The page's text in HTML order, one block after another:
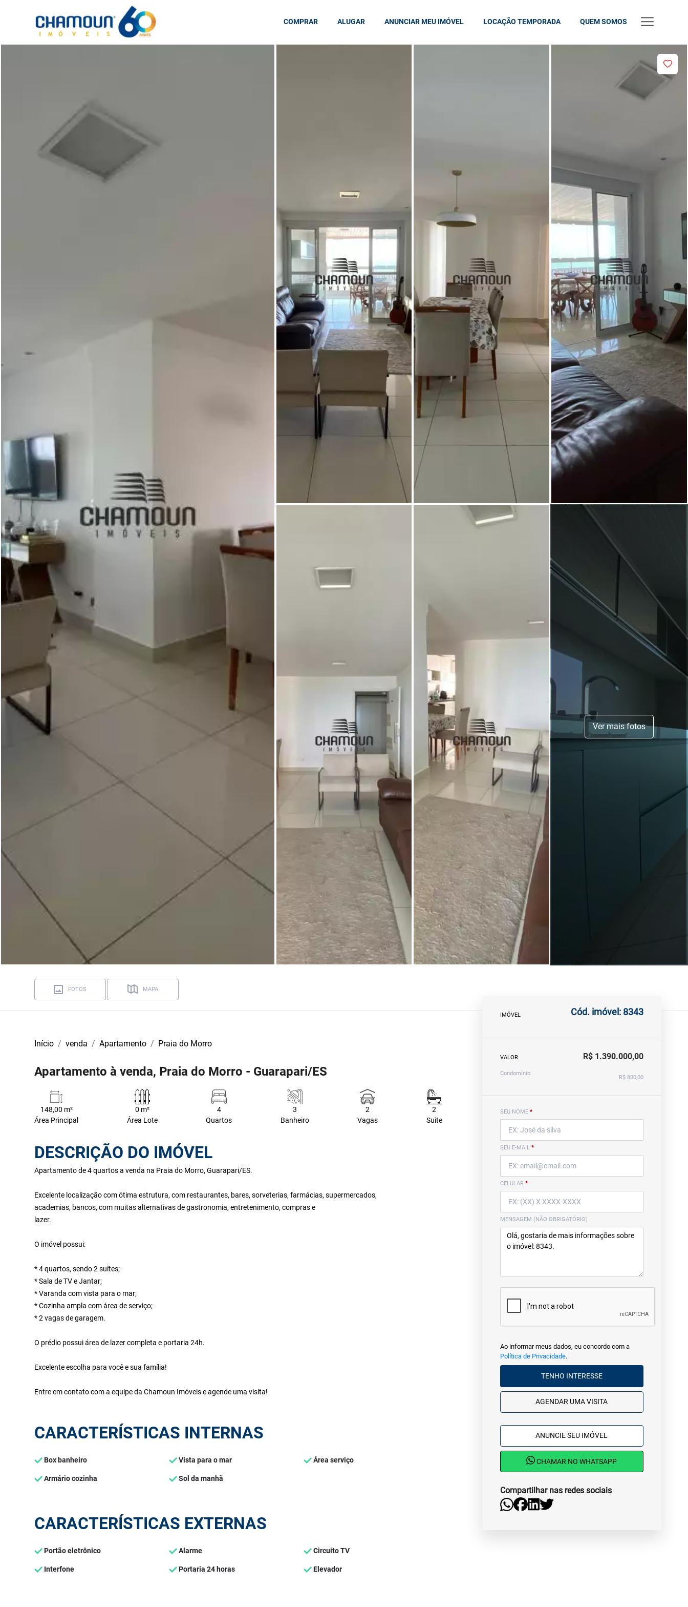
COMPRAR ALUGAR ANUNCIAR MEU IMÓVEL LOCAÇÃO TEMPORADA QUEM SOMOS
Ver mais fotos
FOTOS MAPA
Início venda Apartamento Praia do Morro
Apartamento à venda, Praia do Morro - Guarapari/ES
148,00 m²
Área Principal
0 m²
Área Lote
4
Quartos
3
Banheiro
2
Vagas
2
Suite
DESCRIÇÃO DO IMÓVEL
Apartamento de 4 quartos a venda na Praia do Morro, Guarapari/ES.
Excelente localização com ótima estrutura, com restaurantes, bares, sorveterias, farmácias, supermercados,
academias, bancos, com muitas alternativas de gastronomia, entretenimento, compras e
lazer.
O imóvel possui:
* 4 quartos, sendo 2 suítes;
* Sala de TV e Jantar;
* Varanda com vista para o mar;
* Cozinha ampla com área de serviço;
* 2 vagas de garagem.
O prédio possui área de lazer completa e portaria 24h.
Excelente escolha para você e sua família!
Entre em contato com a equipe da Chamoun Imóveis e agende uma visita!
CARACTERÍSTICAS INTERNAS
Box banheiro Vista para o mar Área serviço
Armário cozinha Sol da manhã
CARACTERÍSTICAS EXTERNAS
Portão eletrônico Alarme Circuito TV
Interfone Portaria 24 horas Elevador
IMÓVEL Cód. imóvel: 8343
VALOR R$ 1.390.000,00
Condomínio
R$ 800,00
SEU NOME *
SEU E-MAIL *
CELULAR *
MENSAGEM (NÃO OBRIGATÓRIO)
Ao informar meus dados, eu concordo com a
Política de Privacidade.
TENHO INTERESSE
AGENDAR UMA VISITA
ANUNCIE SEU IMÓVEL
CHAMAR NO WHATSAPP
Compartilhar nas redes sociais